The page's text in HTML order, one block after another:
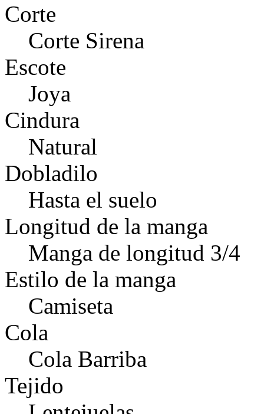
Corte
Corte Sirena
Escote
Joya
Cindura
Natural
Dobladilo
Hasta el suelo
Longitud de la manga
Manga de longitud 3/4
Estilo de la manga
Camiseta
Cola
Cola Barriba
Tejido